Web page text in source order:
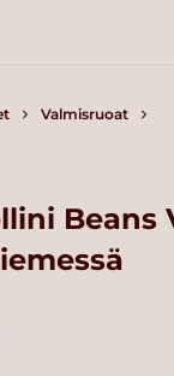
Valmisruoat
Beans